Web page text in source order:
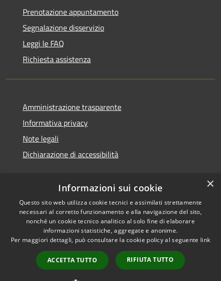
Prenotazione appuntamento
Segnalazione disservizio
Leggi le FAQ
Richiesta assistenza
Amministrazione trasparente
Informativa privacy
Note legali
Dichiarazione di accessibilità
RSS
Accessibilità
Copyright © 2026 • Comune di
Municipium•
Accesso
redazione
×
Informazioni sui cookie
Questo sito web utilizza cookie tecnici e assimilati strettamente
necessari al corretto funzionamento e alla navigazione del sito,
nonché un cookie tecnico analitico al solo fine di elaborare
informazioni statistiche, aggregate e anonime.
Per maggiori dettagli, può consultare la cookie policy al seguente link
ACCETTA TUTTO RIFIUTA TUTTO